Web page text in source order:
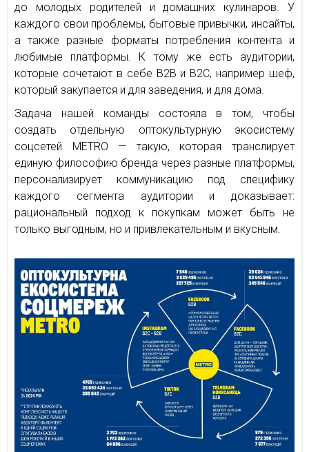
до молодых родителей и домашних кулинаров. У
каждого свои проблемы, бытовые привычки, инсайты,
а также разные форматы потребления контента и
любимые платформы. К тому же есть аудитории,
которые сочетают в себе B2B и B2C, например шеф,
который закупается и для заведения, и для дома.
Задача нашей команды состояла в том, чтобы
создать отдельную оптокультурную экосистему
соцсетей METRO — такую, которая транслирует
единую философию бренда через разные платформы,
персонализирует коммуникацию под специфику
каждого сегмента аудитории и доказывает:
рациональный подход к покупкам может быть не
только выгодным, но и привлекательным и вкусным.